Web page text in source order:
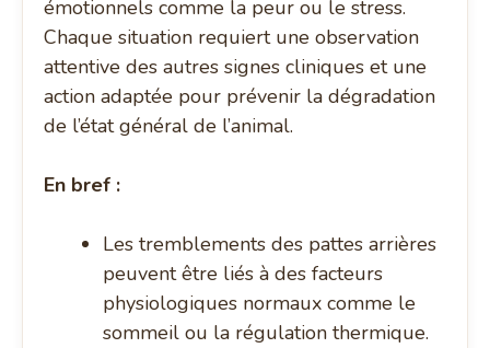
émotionnels comme la peur ou le stress.
Chaque situation requiert une observation
attentive des autres signes cliniques et une
action adaptée pour prévenir la dégradation
de l’état général de l’animal.
En bref :
Les tremblements des pattes arrières
peuvent être liés à des facteurs
physiologiques normaux comme le
sommeil ou la régulation thermique.